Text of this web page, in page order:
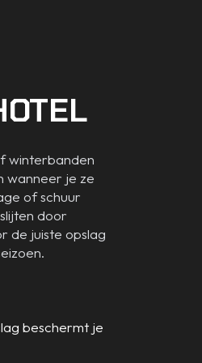
winterbanden
wanneer je ze
of schuur
door
de juiste opslag
beschermt je